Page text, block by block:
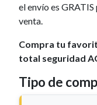
el envío es
venta.
Compra tu
total seguridad
Tipo de